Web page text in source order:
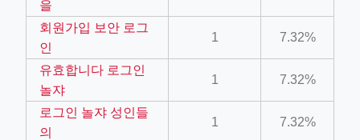
crew-neck-navy-blue/
을
회원가입 보안 로그
인
1 7.32%
유효합니다 로그인
놀쟈
1 7.32%
로그인 놀쟈 성인들
의
1 7.32%